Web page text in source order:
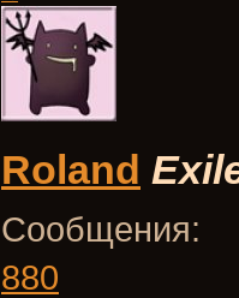
Roland
Сообщения:
880